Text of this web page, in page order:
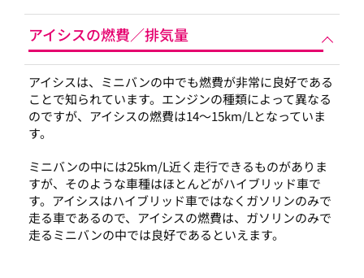
アイシスの燃費／排気量
アイシスは、ミニバンの中でも燃費が非常に良好である
ことで知られています。エンジンの種類によって異なる
のですが、アイシスの燃費は14～15km/Lとなっていま
す。
ミニバンの中には25km/L近く走行できるものがありま
すが、そのような車種はほとんどがハイブリッド車で
す。アイシスはハイブリッド車ではなくガソリンのみで
走る車であるので、アイシスの燃費は、ガソリンのみで
走るミニバンの中では良好であるといえます。